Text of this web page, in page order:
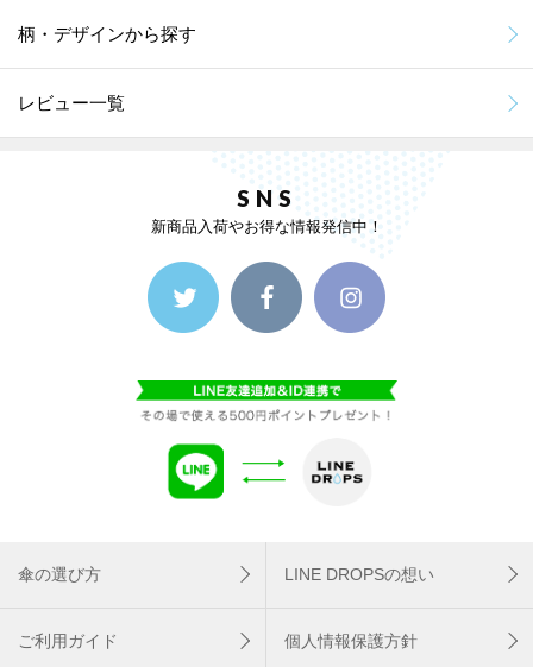
柄・デザインから探す
レビュー一覧
SNS
新商品入荷やお得な情報発信中！
傘の選び方 LINE DROPSの想い
ご利用ガイド 個人情報保護方針